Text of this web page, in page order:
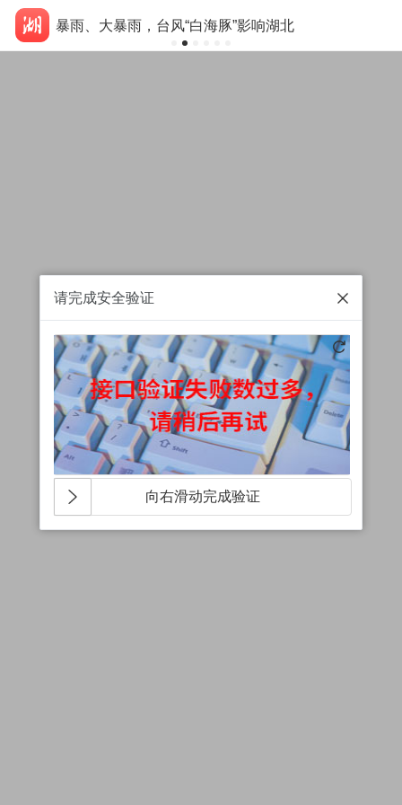
暴雨、大暴雨，台风“白海豚”影响湖北
请完成安全验证
向右滑动完成验证